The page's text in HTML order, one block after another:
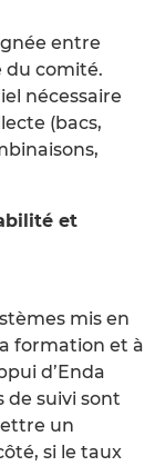
entre
du comité.
nécessaire
(bacs,
et
mis en
formation et à
d’Enda
de suivi sont
un
si le taux